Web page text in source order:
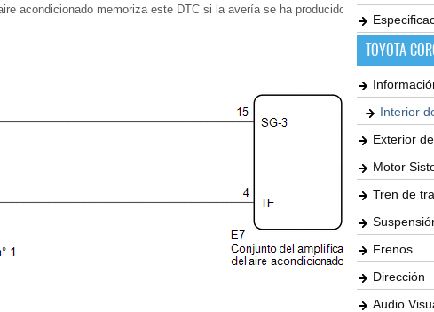
acondicionado memoriza este DTC si la avería se ha producido durante el
TOYOTA
Interior
Exterior
Motor
Tren de
Frenos
Dirección
Audio